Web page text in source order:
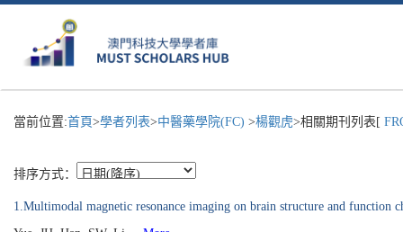
當前位置:首頁>學者列表>中醫藥學院(FC) >楊觀虎>相關期刊列表[
排序方式：
1.Multimodal magnetic resonance imaging on brain structure and function